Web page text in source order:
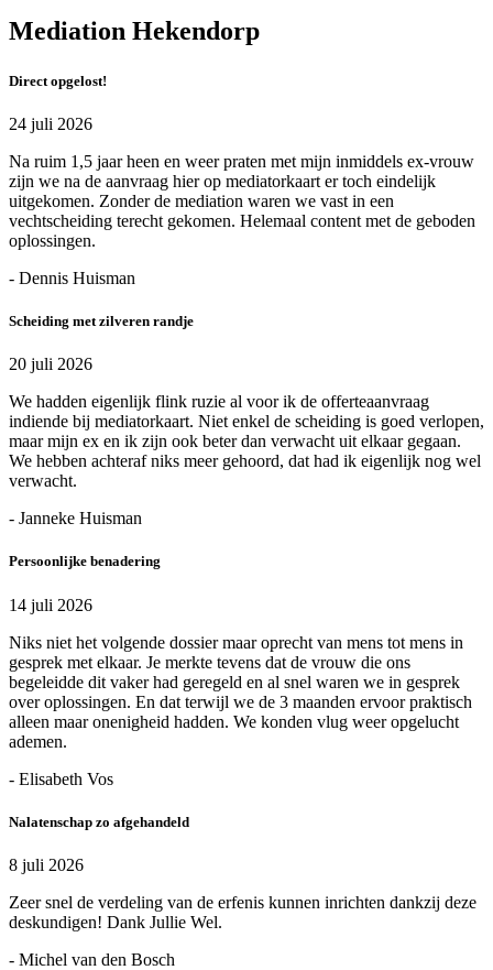
Mediation Hekendorp
Direct opgelost!
24 juli 2026
Na ruim 1,5 jaar heen en weer praten met mijn inmiddels ex-vrouw
zijn we na de aanvraag hier op mediatorkaart er toch eindelijk
uitgekomen. Zonder de mediation waren we vast in een
vechtscheiding terecht gekomen. Helemaal content met de geboden
oplossingen.
- Dennis Huisman
Scheiding met zilveren randje
20 juli 2026
We hadden eigenlijk flink ruzie al voor ik de offerteaanvraag
indiende bij mediatorkaart. Niet enkel de scheiding is goed verlopen,
maar mijn ex en ik zijn ook beter dan verwacht uit elkaar gegaan.
We hebben achteraf niks meer gehoord, dat had ik eigenlijk nog wel
verwacht.
- Janneke Huisman
Persoonlijke benadering
14 juli 2026
Niks niet het volgende dossier maar oprecht van mens tot mens in
gesprek met elkaar. Je merkte tevens dat de vrouw die ons
begeleidde dit vaker had geregeld en al snel waren we in gesprek
over oplossingen. En dat terwijl we de 3 maanden ervoor praktisch
alleen maar onenigheid hadden. We konden vlug weer opgelucht
ademen.
- Elisabeth Vos
Nalatenschap zo afgehandeld
8 juli 2026
Zeer snel de verdeling van de erfenis kunnen inrichten dankzij deze
deskundigen! Dank Jullie Wel.
- Michel van den Bosch